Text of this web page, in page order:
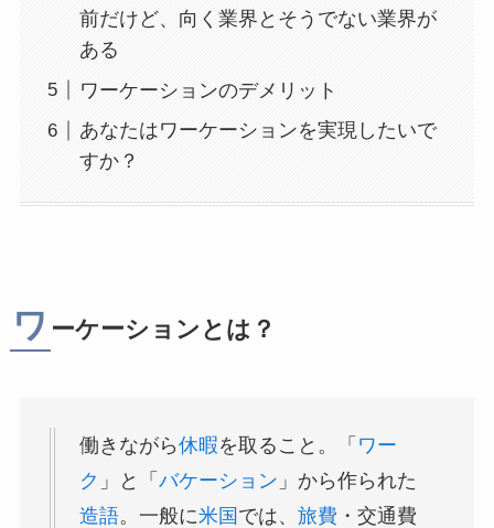
前だけど、向く業界とそうでない業界が
ある
ワーケーションのデメリット
あなたはワーケーションを実現したいで
すか？
ワ ーケーションとは？
働きながら休暇を取ること。「 ワー
ク 」と「 バケーション 」から作られた
造語。一般に米国 では、 旅費 ・交通費